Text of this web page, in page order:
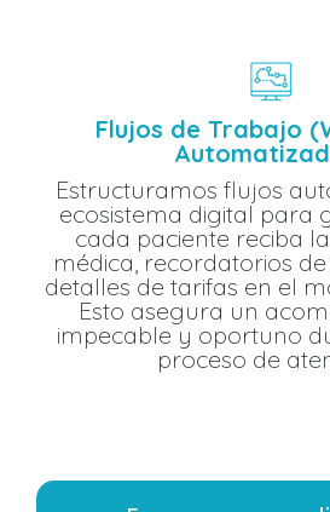
Flujos de Trabajo
Estructuramos flujos
ecosistema digital para
cada paciente reciba
médica, recordatorios
detalles de tarifas en el
Esto asegura un
impecable y oportuno
proceso de